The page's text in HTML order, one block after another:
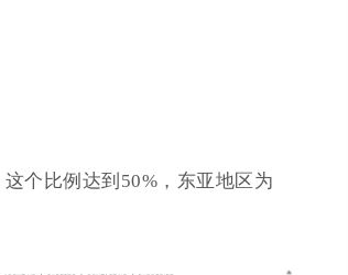
个比例达到50%，东亚地区为